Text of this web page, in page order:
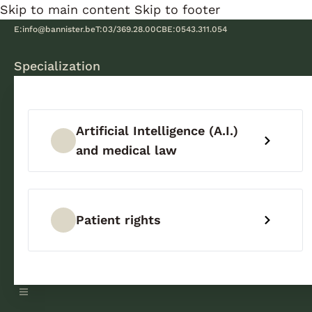
Skip to main content Skip to footer
E:info@bannister.beT:03/369.28.00CBE:0543.311.054
Specialization
Artificial Intelligence (A.I.)
and medical law
Patient rights